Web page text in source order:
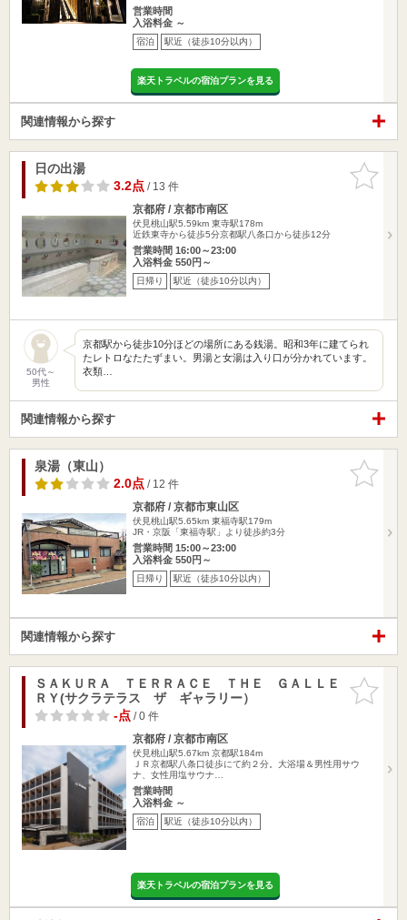
営業時間
入浴料金 ～
宿泊 駅近（徒歩10分以内）
楽天トラベルの宿泊プランを見る
関連情報から探す
お気に入
りに追加
日の出湯
3.2点/ 13 件
京都府 / 京都市南区
伏見桃山駅5.59km 東寺駅178m
近鉄東寺から徒歩5分京都駅八条口から徒歩12分
営業時間 16:00～23:00
入浴料金 550円～
日帰り 駅近（徒歩10分以内）
50代～
男性
京都駅から徒歩10分ほどの場所にある銭湯。昭和3年に建てられ
たレトロなたたずまい。男湯と女湯は入り口が分かれています。
衣類…
関連情報から探す
お気に入
りに追加
泉湯（東山）
2.0点/ 12 件
京都府 / 京都市東山区
伏見桃山駅5.65km 東福寺駅179m
JR・京阪「東福寺駅」より徒歩約3分
営業時間 15:00～23:00
入浴料金 550円～
日帰り 駅近（徒歩10分以内）
関連情報から探す
お気に入
りに追加
ＳＡＫＵＲＡ ＴＥＲＲＡＣＥ ＴＨＥ ＧＡＬＬＥ
ＲＹ(サクラテラス ザ ギャラリー）
-点/ 0 件
京都府 / 京都市南区
伏見桃山駅5.67km 京都駅184m
ＪＲ京都駅八条口徒歩にて約２分。大浴場＆男性用サウ
ナ、女性用塩サウナ…
営業時間
入浴料金 ～
宿泊 駅近（徒歩10分以内）
楽天トラベルの宿泊プランを見る